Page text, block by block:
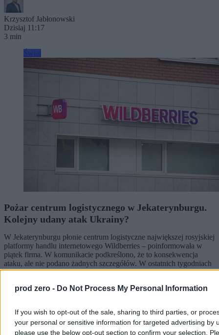
prod zero - Do Not Process My Personal Information
If you wish to opt-out of the sale, sharing to third parties, or
your personal or sensitive information for targeted advertising by
please use the below opt-out section to confirm your selection.
Krzysztof Jabłonowski
Dzisiaj 11:17
3 min
Pożar centrum logistycznego w Jekaterynburgu.
Kolejny udany atak Ukrainy?
W Jekaterynburgu płonie centrum logistyczne największej rosyjskiej
platformy handlu internetowego Wildberries – poinformowała w
piątek firma. W komunikacie podkreślono, że to konsekwencja
ataku, ale nie podano żadnych szczegółów. W ostatnich tygodniach
w infrastrukturę tej firmy regularnie uderzają siły zbrojne Ukrainy.
Krzysztof Jabłonowski
3 min